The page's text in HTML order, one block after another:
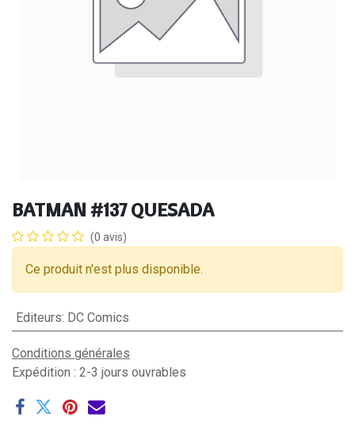
BATMAN #137 QUESADA
(0 avis)
Ce produit n'est plus disponible.
Editeurs: DC Comics
Conditions générales
Expédition : 2-3 jours ouvrables